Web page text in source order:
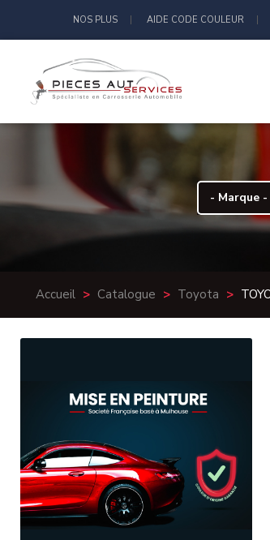
NOS PLUS AIDE CODE COULEUR
Accueil > Catalogue > Toyota >